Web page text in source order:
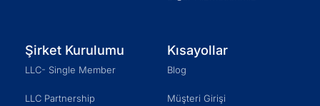
Şirket Kurulumu
LLC- Single Member
LLC Partnership
Kısayollar
Blog
Müşteri Girişi